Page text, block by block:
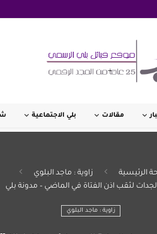
مقالات بلي الاجتماعية
الرئيسية
زاوية : ماجد البلوي
لثقب اذن الفتاة في الماضي – مدونة بلي
زاوية : ماجد البلوي